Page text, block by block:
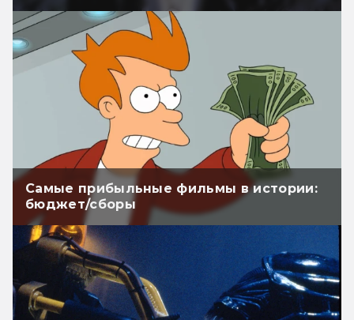
Самые прибыльные фильмы в истории:
бюджет/сборы